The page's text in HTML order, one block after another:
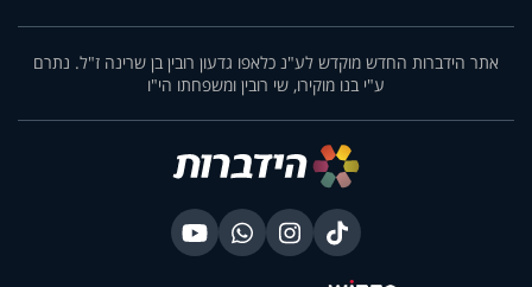
אתר הידברות החדש מוקדש לע"נ כלאפו גדעון רובין בן שרינה ז"ל. נתרם
ע"י בנו מוקירו, שי רובין ומשפחתו הי"ו